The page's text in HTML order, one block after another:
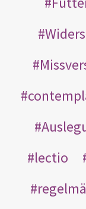
lectio